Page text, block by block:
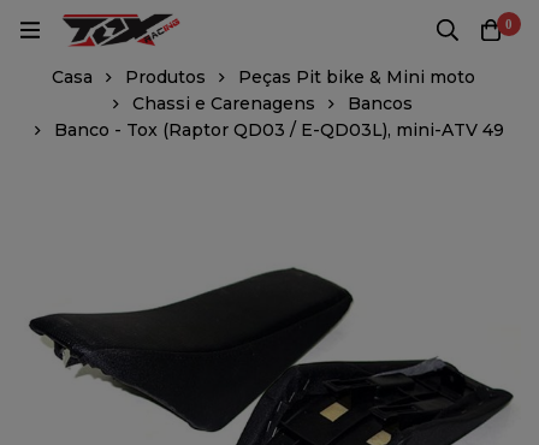
0
Casa Produtos
Peças Pit bike & Mini moto
Chassi e Carenagens
Bancos
Banco - Tox (Raptor QD03 / E-QD03L), mini-ATV 49